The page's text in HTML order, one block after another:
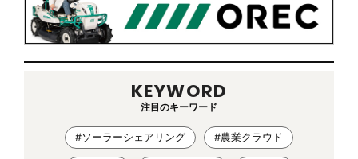
KEYWORD
注目のキーワード
#ソーラーシェアリング #農業クラウド